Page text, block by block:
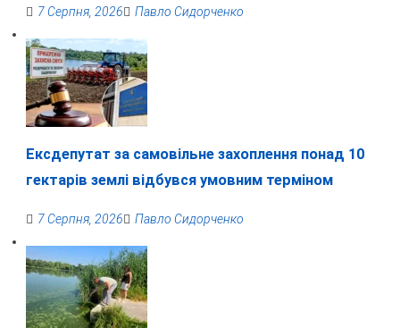
7 Серпня, 2026 Павло Сидорченко
Ексдепутат за самовільне захоплення понад 10
гектарів землі відбувся умовним терміном
7 Серпня, 2026 Павло Сидорченко